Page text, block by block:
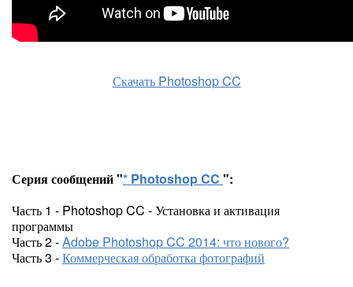
Скачать Photoshop CC
Серия сообщений "* Photoshop CC ":
Часть 1 - Photoshop CC - Установка и активация
программы
Часть 2 -Adobe Photoshop CC 2014: что нового?
Часть 3 -Коммерческая обработка фотографий